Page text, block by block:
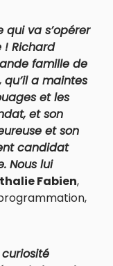
qui va s’opérer
! Richard
famille de
qu’il a maintes
et les
et son
et son
candidat
Nous lui
Fabien,